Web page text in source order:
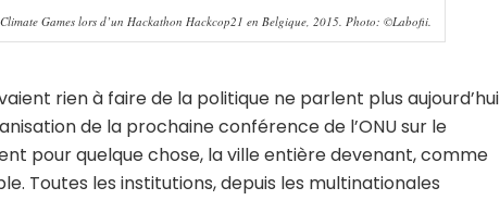
Games lors d’un Hackathon Hackcop21 en Belgique, 2015. Photo: ©Labofii.
rien à faire de la politique ne parlent plus aujourd’hui
de la prochaine conférence de l’ONU sur le
pour quelque chose, la ville entière devenant, comme
Toutes les institutions, depuis les multinationales